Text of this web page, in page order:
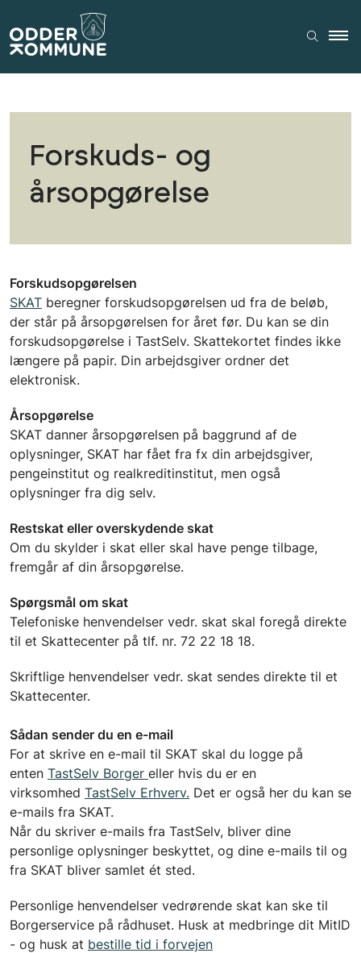
Forskuds- og
årsopgørelse
Forskudsopgørelsen
SKAT beregner forskudsopgørelsen ud fra de beløb,
der står på årsopgørelsen for året før. Du kan se din
forskudsopgørelse i TastSelv. Skattekortet findes ikke
længere på papir. Din arbejdsgiver ordner det
elektronisk.
Årsopgørelse
SKAT danner årsopgørelsen på baggrund af de
oplysninger, SKAT har fået fra fx din arbejdsgiver,
pengeinstitut og realkreditinstitut, men også
oplysninger fra dig selv.
Restskat eller overskydende skat
Om du skylder i skat eller skal have penge tilbage,
fremgår af din årsopgørelse.
Spørgsmål om skat
Telefoniske henvendelser vedr. skat skal foregå direkte
til et Skattecenter på tlf. nr. 72 22 18 18.
Skriftlige henvendelser vedr. skat sendes direkte til et
Skattecenter.
Sådan sender du en e-mail
For at skrive en e-mail til SKAT skal du logge på
enten TastSelv Borger eller hvis du er en
virksomhed TastSelv Erhverv. Det er også her du kan se
e-mails fra SKAT.
Når du skriver e-mails fra TastSelv, bliver dine
personlige oplysninger beskyttet, og dine e-mails til og
fra SKAT bliver samlet ét sted.
Personlige henvendelser vedrørende skat kan ske til
Borgerservice på rådhuset. Husk at medbringe dit MitID
- og husk at bestille tid i forvejen